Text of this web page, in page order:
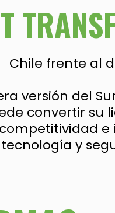
Chile frente al
versión del
convertir su
tecnología y